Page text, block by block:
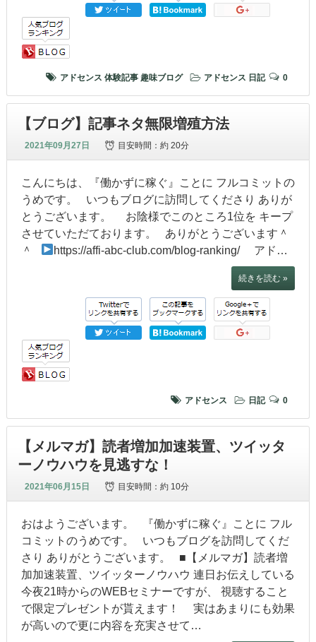
アドセンス 体験記事 趣味ブログ アドセンス 日記 0
【ブログ】記事ネタ無限増殖方法
2021年09月27日 目安時間：約 20分
こんにちは、『働かずに稼ぐ』ことに フルコミットの
うめです。 いつもブログに訪問してくださり ありが
とうございます。 お陰様でこのところ1位を キープ
させていただております。 ありがとうございます＾
＾
https://affi-abc-club.com/blog-ranking/ アド…
続きを読む »
アドセンス 日記 0
【メルマガ】読者増加加速装置、ツイッタ
ーノウハウを見逃すな！
2021年06月15日 目安時間：約 10分
おはようございます。 『働かずに稼ぐ』ことに フル
コミットのうめです。 いつもブログを訪問してくだ
さり ありがとうございます。 ■【メルマガ】読者増
加加速装置、ツイッターノウハウ 連日お伝えしている
今夜21時からのWEBセミナーですが、 視聴すること
で限定プレゼントが貰えます！ 実はあまりにも効果
が高いので更に内容を充実させて…